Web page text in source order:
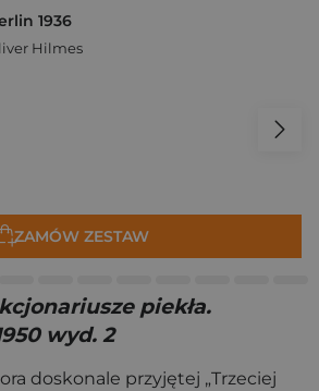
1936
Hilmes
ZAMÓW ZESTAW
piekła.
wyd. 2
doskonale przyjętej „Trzeciej